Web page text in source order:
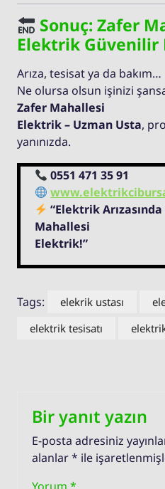
Sonuç: Zafer
Elektrik Güvenilir
Arıza, tesisat ya da bakım…
Ne olursa olsun işinizi
Zafer Mahallesi
Elektrik – Uzman Usta,
yanınızda.
0551 471 35 91
“Elektrik
Mahallesi
Elektrik!”
Tags: elekrik ustası
elektrik tesisatı
Bir yanıt yazın
E-posta adresiniz
alanlar* ile